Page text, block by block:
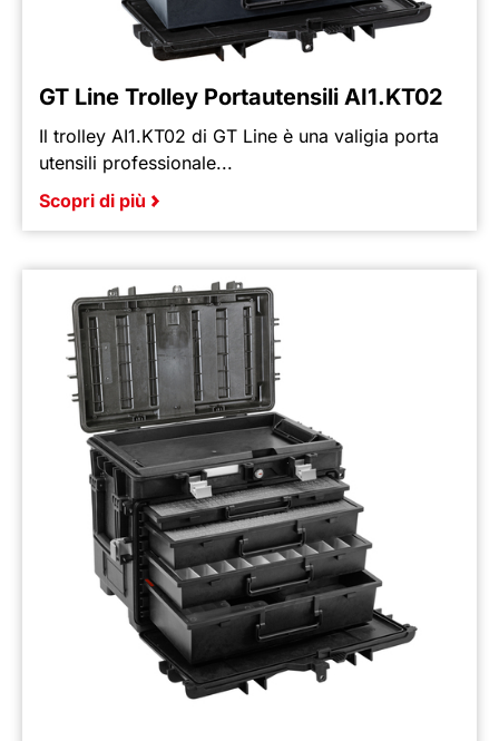
GT Line Trolley Portautensili AI1.KT02
Il trolley AI1.KT02 di GT Line è una valigia porta
utensili professionale...
Scopri di più